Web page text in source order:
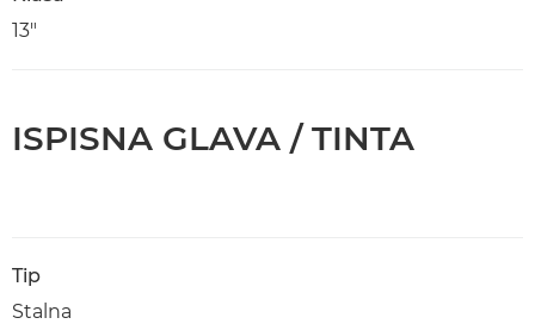
13"
ISPISNA GLAVA / TINTA
Tip
Stalna